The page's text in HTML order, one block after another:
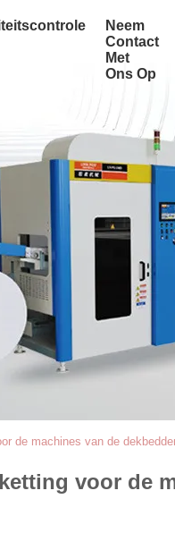
Neem
Contact
Met
Ons Op
de machines van de
voor de